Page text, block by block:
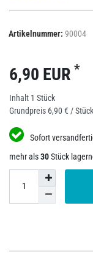
Artikelnummer: 90004
6,90 EUR *
Inhalt 1 Stück
Grundpreis 6,90 € / Stück
Sofort
mehr als30Stück